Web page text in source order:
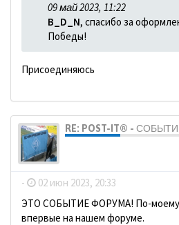
09 май 2023, 11:22
B_D_N, спасибо за
Победы!
Присоединяюсь
RE: POST-IT® -
- 02 июн 2023, 20:33
ЭТО СОБЫТИЕ ФОРУМА! По-моему,
впервые на нашем форуме.